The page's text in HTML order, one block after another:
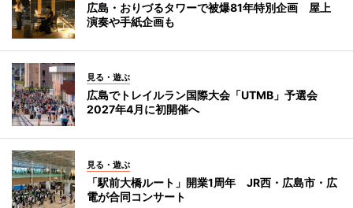
広島・おりづるタワーで被爆81年特別企画 屋上
演奏や手紙企画も
見る・遊ぶ
広島でトレイルラン国際大会「UTMB」予選会
2027年4月に初開催へ
見る・遊ぶ
「駅前大橋ルート」開業1周年 JR西・広島市・広
電が合同コンサート